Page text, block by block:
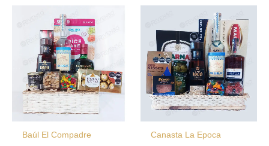
Baúl El Compadre Canasta La Epoca